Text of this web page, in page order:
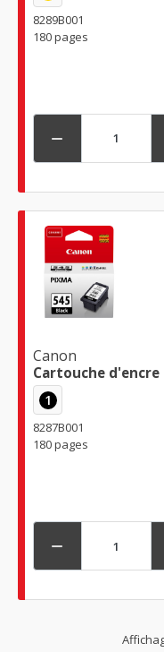
8289B001
180 pages

Canon
Cartouche d'encre
1
8287B001
180 pages
